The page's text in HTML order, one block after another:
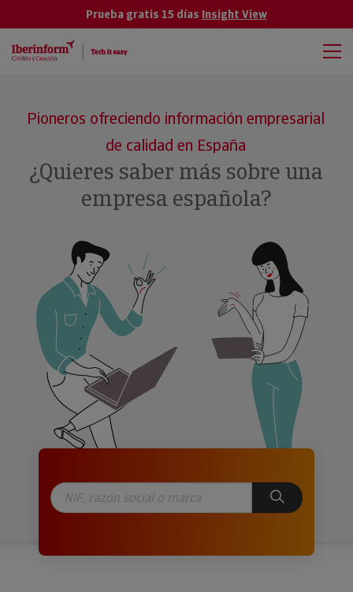
Prueba gratis 15 días Insight View
Pioneros ofreciendo información empresarial
de calidad en España
¿Quieres saber más sobre una
empresa española?